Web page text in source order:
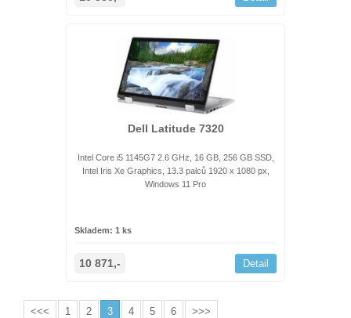
Dell Latitude 7320
Intel Core i5 1145G7 2.6 GHz, 16 GB, 256 GB SSD,
Intel Iris Xe Graphics, 13.3 palců 1920 x 1080 px,
Windows 11 Pro
Skladem: 1 ks
10 871,- Detail
<<< 1 2 3 4 5 6 >>>